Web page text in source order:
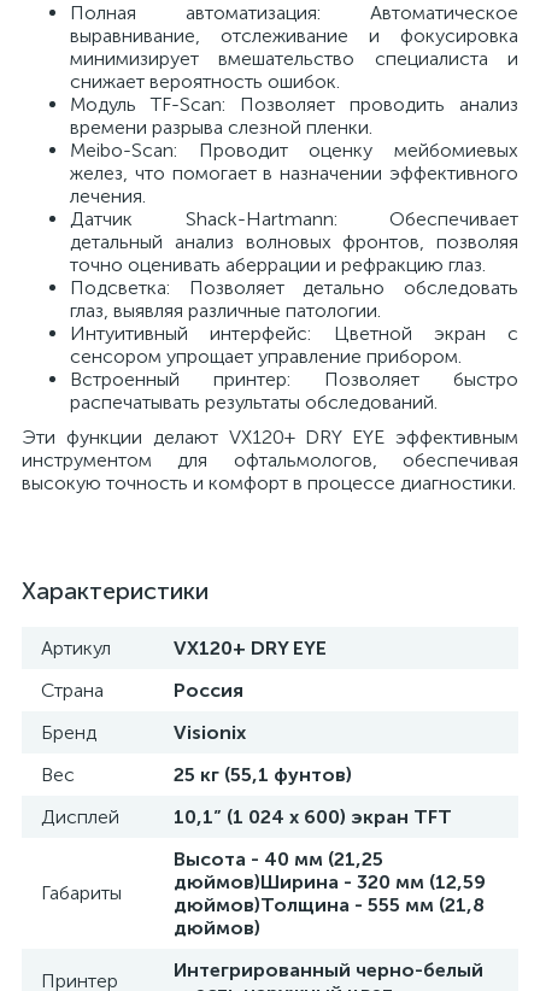
Полная автоматизация: Автоматическое
выравнивание, отслеживание и фокусировка
минимизирует вмешательство специалиста и
снижает вероятность ошибок.
Модуль TF-Scan: Позволяет проводить анализ
времени разрыва слезной пленки.
Meibo-Scan: Проводит оценку мейбомиевых
желез, что помогает в назначении эффективного
лечения.
Датчик Shack-Hartmann: Обеспечивает
детальный анализ волновых фронтов, позволяя
точно оценивать аберрации и рефракцию глаз.
Подсветка: Позволяет детально обследовать
глаз, выявляя различные патологии.
Интуитивный интерфейс: Цветной экран с
сенсором упрощает управление прибором.
Встроенный принтер: Позволяет быстро
распечатывать результаты обследований.
Эти функции делают VX120+ DRY EYE эффективным
инструментом для офтальмологов, обеспечивая
высокую точность и комфорт в процессе диагностики.
Характеристики
Артикул
VX120+ DRY EYE
Страна
Россия
Бренд
Visionix
Вес
25 кг (55,1 фунтов)
Дисплей
10,1” (1 024 x 600) экран TFT
Габариты
Высота - 40 мм (21,25
дюймов)Ширина - 320 мм (12,59
дюймов)Толщина - 555 мм (21,8
дюймов)
Принтер
Интегрированный черно-белый